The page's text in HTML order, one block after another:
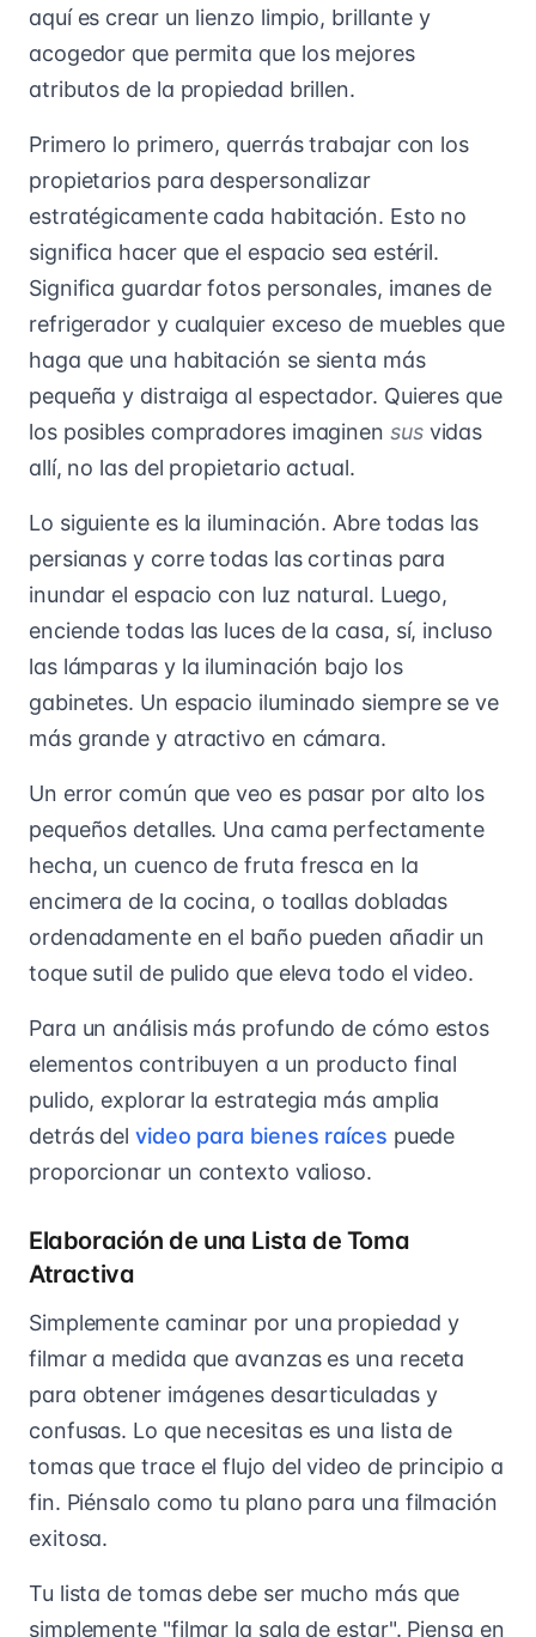
aquí es crear un lienzo limpio, brillante y
acogedor que permita que los mejores
atributos de la propiedad brillen.
Primero lo primero, querrás trabajar con los
propietarios para despersonalizar
estratégicamente cada habitación. Esto no
significa hacer que el espacio sea estéril.
Significa guardar fotos personales, imanes de
refrigerador y cualquier exceso de muebles que
haga que una habitación se sienta más
pequeña y distraiga al espectador. Quieres que
los posibles compradores imaginen susvidas
allí, no las del propietario actual.
Lo siguiente es la iluminación. Abre todas las
persianas y corre todas las cortinas para
inundar el espacio con luz natural. Luego,
enciende todas las luces de la casa, sí, incluso
las lámparas y la iluminación bajo los
gabinetes. Un espacio iluminado siempre se ve
más grande y atractivo en cámara.
Un error común que veo es pasar por alto los
pequeños detalles. Una cama perfectamente
hecha, un cuenco de fruta fresca en la
encimera de la cocina, o toallas dobladas
ordenadamente en el baño pueden añadir un
toque sutil de pulido que eleva todo el video.
Para un análisis más profundo de cómo estos
elementos contribuyen a un producto final
pulido, explorar la estrategia más amplia
detrás delvideo para bienes raíces puede
proporcionar un contexto valioso.
Elaboración de una Lista de Toma
Atractiva
Simplemente caminar por una propiedad y
filmar a medida que avanzas es una receta
para obtener imágenes desarticuladas y
confusas. Lo que necesitas es una lista de
tomas que trace el flujo del video de principio a
fin. Piénsalo como tu plano para una filmación
exitosa.
Tu lista de tomas debe ser mucho más que
simplemente "filmar la sala de estar". Piensa en